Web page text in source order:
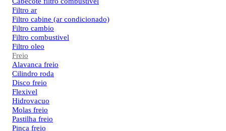
Filtro ar
Filtro cabine (ar condicionado)
Filtro cambio
Filtro combustivel
Filtro oleo
Freio
Alavanca freio
Cilindro roda
Disco freio
Flexivel
Hidrovacuo
Molas freio
Pastilha freio
Pinca freio